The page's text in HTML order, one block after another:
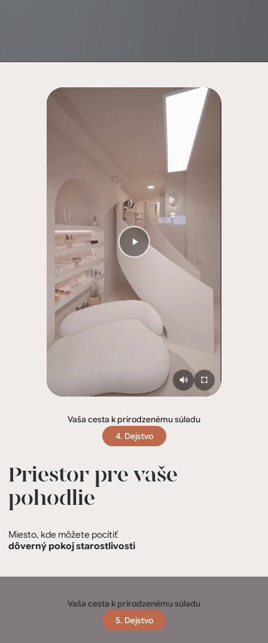
Vaša cesta k prirodzenému súladu
4. Dejstvo
Priestor pre vaše
pohodlie
Miesto, kde môžete pocítiť
dôverný pokoj starostlivosti
Vaša cesta k prirodzenému súladu
5. Dejstvo